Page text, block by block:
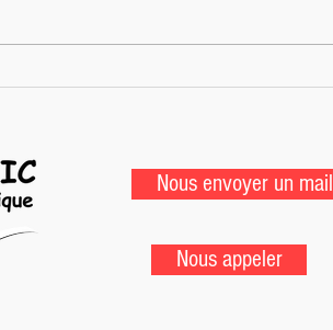
Nous envoyer un mail
Nous appeler